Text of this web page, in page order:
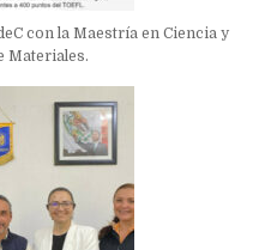
con la Maestría en Ciencia y
Materiales.